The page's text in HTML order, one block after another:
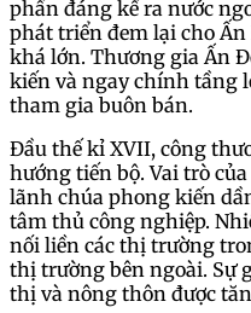
phần đáng kể ra nước
phát triển đem lại cho
khá lớn. Thương gia Ấn
kiến và ngay chính tầng
tham gia buôn bán.
Đầu thế kỉ XVII, công
hướng tiến bộ. Vai trò
lãnh chúa phong kiến
tâm thủ công nghiệp.
nối liền các thị trường
thị trường bên ngoài. Sự
thị và nông thôn được